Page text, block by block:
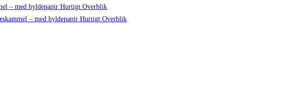
Hurtigt Overblik
Hurtigt Overblik